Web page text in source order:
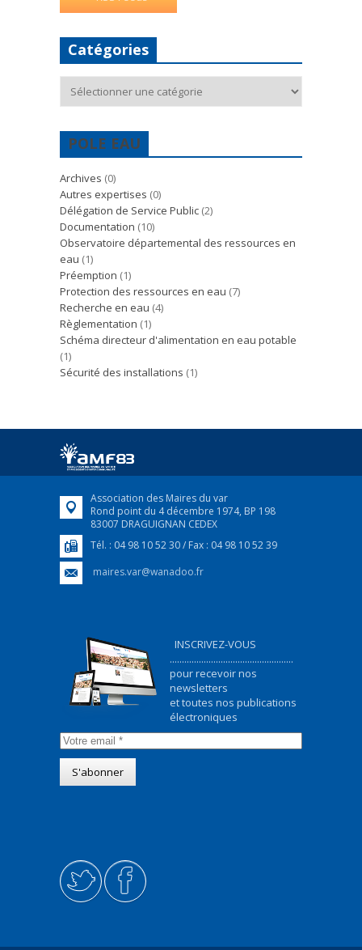
Catégories
POLE EAU
Archives (0)
Autres expertises (0)
Délégation de Service Public (2)
Documentation (10)
Observatoire départemental des ressources en
eau (1)
Préemption (1)
Protection des ressources en eau (7)
Recherche en eau (4)
Règlementation (1)
Schéma directeur d'alimentation en eau potable
(1)
Sécurité des installations (1)
Association des Maires du var
Rond point du 4 décembre 1974, BP 198
83007 DRAGUIGNAN CEDEX
Tél. : 04 98 10 52 30 / Fax : 04 98 10 52 39
maires.var@wanadoo.fr
INSCRIVEZ-VOUS
...................................................
pour recevoir nos
newsletters
et toutes nos publications
électroniques